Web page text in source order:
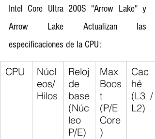
Intel Core Ultra 200S "Arrow Lake" y
Arrow Lake Actualizan las
especificaciones de la CPU:
CPU
Núcl
eos/
Hilos
Reloj
de
base
(Núc
leo
P/E)
Max
Boos
t
(P/E
Core
)
Cac
hé
(L3 /
L2)